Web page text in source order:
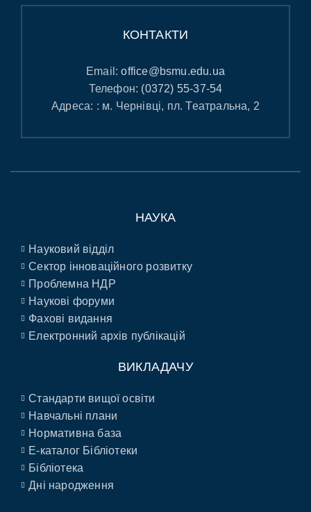
КОНТАКТИ
Email:office@bsmu.edu.ua
Телефон: (0372) 55-37-54
Адреса: : м. Чернівці, пл. Театральна, 2
НАУКА
Науковий відділ
Сектор інноваційного розвитку
Проблемна НДР
Наукові форуми
Фахові видання
Електронний архів публікацій
ВИКЛАДАЧУ
Стандарти вищої освіти
Навчальні плани
Нормативна база
E-каталог Бібліотеки
Бібліотека
Дні народження